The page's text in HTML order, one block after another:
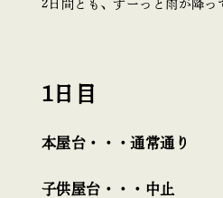
2日間とも、ずーっと雨が降
1日目
本屋台・・・通常通り
子供屋台・・・中止